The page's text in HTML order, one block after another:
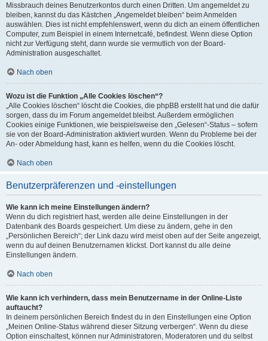
Missbrauch deines Benutzerkontos durch einen Dritten. Um angemeldet zu
bleiben, kannst du das Kästchen „Angemeldet bleiben“ beim Anmelden
auswählen. Dies ist nicht empfehlenswert, wenn du dich an einem öffentlichen
Computer, zum Beispiel in einem Internetcafé, befindest. Wenn diese Option
nicht zur Verfügung steht, dann wurde sie vermutlich von der Board-
Administration ausgeschaltet.
Nach oben
Wozu ist die Funktion „Alle Cookies löschen“?
„Alle Cookies löschen“ löscht die Cookies, die phpBB erstellt hat und die dafür
sorgen, dass du im Forum angemeldet bleibst. Außerdem ermöglichen
Cookies einige Funktionen, wie beispielsweise den „Gelesen“-Status – sofern
sie von der Board-Administration aktiviert wurden. Wenn du Probleme bei der
An- oder Abmeldung hast, kann es helfen, wenn du die Cookies löscht.
Nach oben
Benutzerpräferenzen und -einstellungen
Wie kann ich meine Einstellungen ändern?
Wenn du dich registriert hast, werden alle deine Einstellungen in der
Datenbank des Boards gespeichert. Um diese zu ändern, gehe in den
„Persönlichen Bereich“; der Link dazu wird meist oben auf der Seite angezeigt,
wenn du auf deinen Benutzernamen klickst. Dort kannst du alle deine
Einstellungen ändern.
Nach oben
Wie kann ich verhindern, dass mein Benutzername in der Online-Liste
auftaucht?
In deinem persönlichen Bereich findest du in den Einstellungen eine Option
„Meinen Online-Status während dieser Sitzung verbergen“. Wenn du diese
Option einschaltest, können nur Administratoren, Moderatoren und du selbst